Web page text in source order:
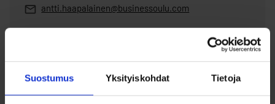
Suostumus Yksityiskohdat Tietoja
antti.haapalainen@businessoulu.com
asiantuntija, yritysten osaajatarpeisiin